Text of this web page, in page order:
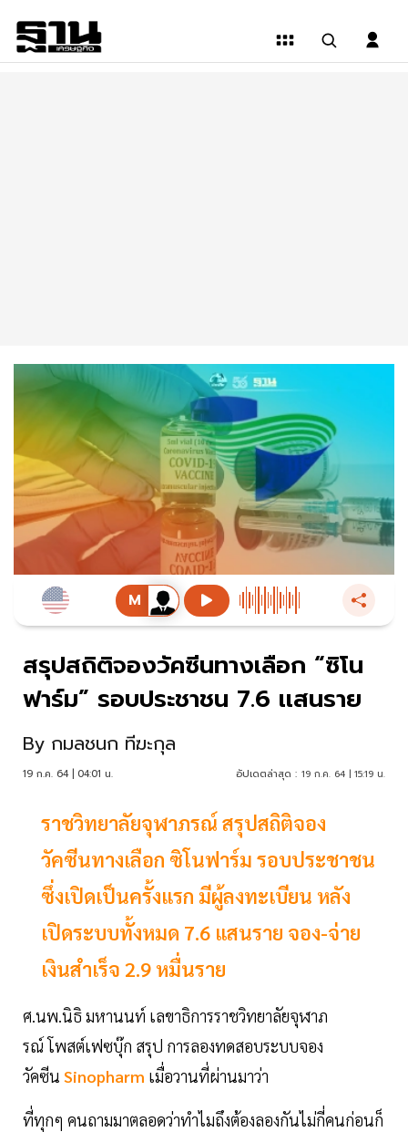
สรุปสถิติจองวัคซีนทางเลือก “ซิโน
ฟาร์ม” รอบประชาชน 7.6 เเสนราย
By กมลชนก ทีฆะกุล
19 ก.ค. 64 | 04:01 น. อัปเดตล่าสุด : 19 ก.ค. 64 | 15:19 น.
ราชวิทยาลัยจุฬาภรณ์ สรุปสถิติจอง
วัคซีนทางเลือก ซิโนฟาร์ม รอบประชาชน
ซึ่งเปิดเป็นครั้งแรก มีผู้ลงทะเบียน หลัง
เปิดระบบทั้งหมด 7.6 แสนราย จอง-จ่าย
เงินสำเร็จ 2.9 หมื่นราย
ศ.นพ.นิธิ มหานนท์ เลขาธิการราชวิทยาลัยจุฬาภ
รณ์ โพสต์เฟซบุ๊ก สรุป การลองทดสอบระบบจอง
วัคซีน Sinopharm เมื่อวานที่ผ่านมาว่า
ที่ทุกๆ คนถามมาตลอดว่าทำไมถึงต้องลองกันไม่กี่คนก่อนก็